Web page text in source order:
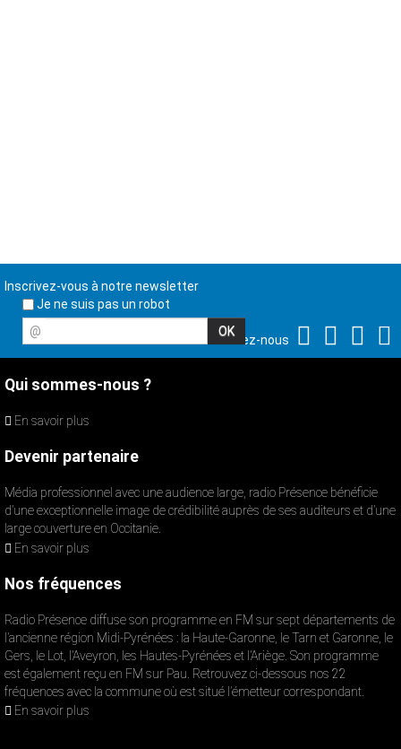
Inscrivez-vous à notre newsletter
Je ne suis pas un robot
@
Suivez-nous
Qui sommes-nous ?
En savoir plus
Devenir partenaire
Média professionnel avec une audience large, radio Présence bénéficie
d’une exceptionnelle image de crédibilité auprès de ses auditeurs et d’une
large couverture en Occitanie.
En savoir plus
Nos fréquences
Radio Présence diffuse son programme en FM sur sept départements de
l’ancienne région Midi-Pyrénées : la Haute-Garonne, le Tarn et Garonne, le
Gers, le Lot, l’Aveyron, les Hautes-Pyrénées et l’Ariège. Son programme
est également reçu en FM sur Pau. Retrouvez ci-dessous nos 22
fréquences avec la commune où est situé l’émetteur correspondant.
En savoir plus